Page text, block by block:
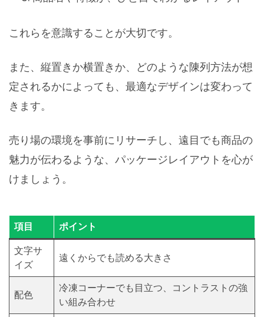
これらを意識することが大切です。
また、縦置きか横置きか、どのような陳列方法が想
定されるかによっても、最適なデザインは変わって
きます。
売り場の環境を事前にリサーチし、遠目でも商品の
魅力が伝わるような、パッケージレイアウトを心が
けましょう。
項目
ポイント
文字サ
イズ
遠くからでも読める大きさ
配色
冷凍コーナーでも目立つ、コントラストの強
い組み合わせ